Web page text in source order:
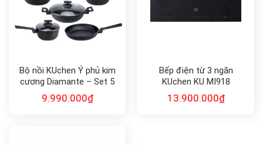
Bộ nồi KUchen Ý phủ kim
cương Diamante – Set 5
món
9.990.000₫
Bếp điện từ 3 ngăn
KUchen KU MI918
13.900.000₫